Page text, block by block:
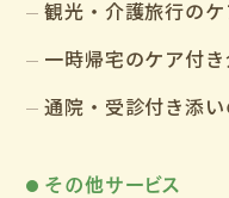
観光・介護旅行の
一時帰宅のケア付
通院・受診付き添
その他サービス